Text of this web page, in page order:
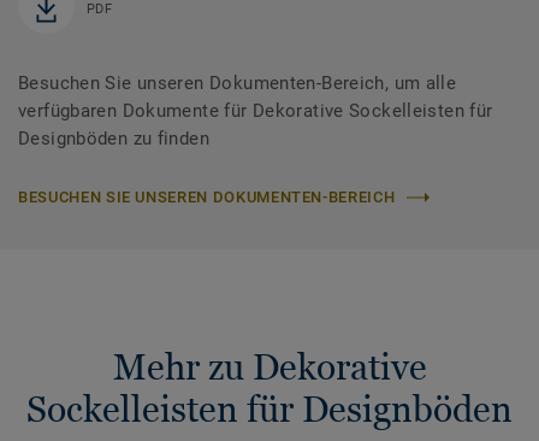
PDF
Besuchen Sie unseren Dokumenten-Bereich, um alle
verfügbaren Dokumente für Dekorative Sockelleisten für
Designböden zu finden
BESUCHEN SIE UNSEREN DOKUMENTEN-BEREICH
Mehr zu Dekorative
Sockelleisten für Designböden